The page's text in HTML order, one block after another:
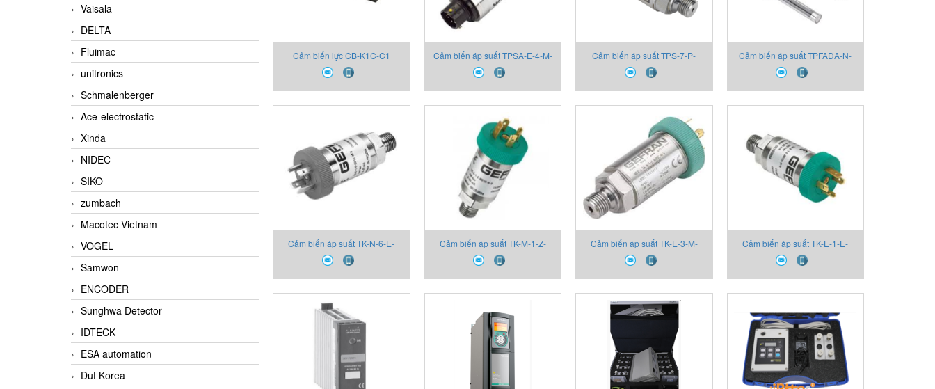
Vaisala
DELTA
Fluimac
unitronics
Schmalenberger
Ace-electrostatic
Xinda
NIDEC
SIKO
zumbach
Macotec Vietnam
VOGEL
Samwon
ENCODER
Sunghwa Detector
IDTECK
ESA automation
Dut Korea
Cảm biến lực CB-K1C-C1
2130X000X00 Thiết bị Gefran
Cảm biến áp suất TPSA-E-4-M-
B01C-T-V 2130X000X00 Thiết
bị Gefran
Cảm biến áp suất TPS-7-P-
B01M-T 2130X000X00 Thiết bị
Gefran
Cảm biến áp suất TPFADA-N-
M-Z-B25D-H-V 2130X000X00
Thiết bị Gefran
Cảm biến áp suất TK-N-6-E-
P15D-M-V 2130X000X00 Thiết
bị Gefran
Cảm biến áp suất TK-M-1-Z-
B06U-M-V 2130X000X00 Thiết
bị Gefran
Cảm biến áp suất TK-E-3-M-
B16U-M-V 2130X000X00 Thiết
bị Gefran
Cảm biến áp suất TK-E-1-E-
B16D-M-V 2130X000A00 Thiết
bị Gefran